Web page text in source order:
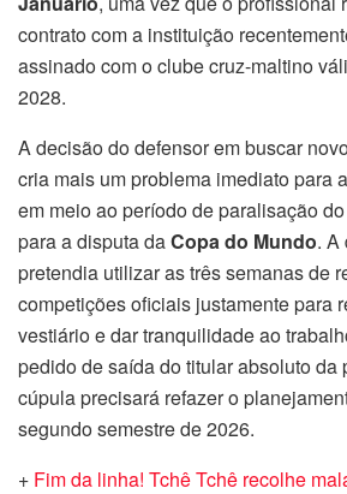
contrato com a instituição
assinado com o clube cruz-maltino
2028.
A decisão do defensor em buscar
cria mais um problema imediato para
em meio ao período de paralisação
para a disputa daCopa do Mundo. A
pretendia utilizar as três semanas de
competições oficiais justamente para
vestiário e dar tranquilidade ao
pedido de saída do titular absoluto da
cúpula precisará refazer o
segundo semestre de 2026.
+ Fim da linha! Tchê Tchê recolhe